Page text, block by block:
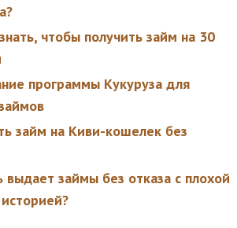
чтобы получить займ на 30
программы Кукуруза для
займ на Киви-кошелек без
выдает займы без отказа с плохой